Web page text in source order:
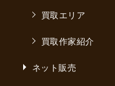
買取エリア
買取作家紹介
ネット販売